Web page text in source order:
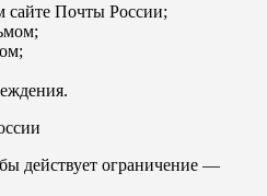
сайте Почты России;
действует ограничение —